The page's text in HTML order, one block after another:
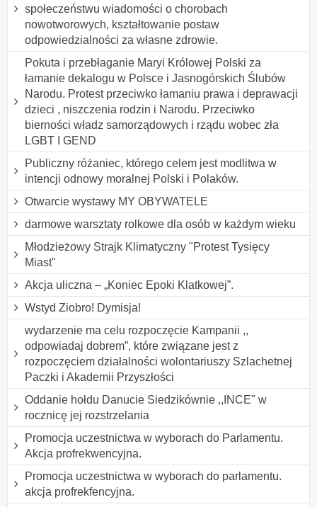
społeczeństwu wiadomości o chorobach
nowotworowych, kształtowanie postaw
odpowiedzialności za własne zdrowie.
Pokuta i przebłaganie Maryi Królowej Polski za
łamanie dekalogu w Polsce i Jasnogórskich Ślubów
Narodu. Protest przeciwko łamaniu prawa i deprawacji
dzieci , niszczenia rodzin i Narodu. Przeciwko
bierności władz samorządowych i rządu wobec zła
LGBT I GEND
Publiczny różaniec, którego celem jest modlitwa w
intencji odnowy moralnej Polski i Polaków.
Otwarcie wystawy MY OBYWATELE
darmowe warsztaty rolkowe dla osób w każdym wieku
Młodzieżowy Strajk Klimatyczny "Protest Tysięcy
Miast"
Akcja uliczna – „Koniec Epoki Klatkowej”.
Wstyd Ziobro! Dymisja!
wydarzenie ma celu rozpoczęcie Kampanii ,,
odpowiadaj dobrem”, które związane jest z
rozpoczęciem działalności wolontariuszy Szlachetnej
Paczki i Akademii Przyszłości
Oddanie hołdu Danucie Siedzikównie ,,INCE" w
rocznicę jej rozstrzelania
Promocja uczestnictwa w wyborach do Parlamentu.
Akcja profrekwencyjna.
Promocja uczestnictwa w wyborach do parlamentu.
akcja profrekfencyjna.